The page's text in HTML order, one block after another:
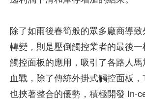
除了如雨後春筍般的眾多廠商導
轉變，則是壓倒觸控業者的最後
觸控面板的應用，吸引了各路人
血戰，除了傳統外掛式觸控面板
也挾著整合的優勢，積極開發 In-